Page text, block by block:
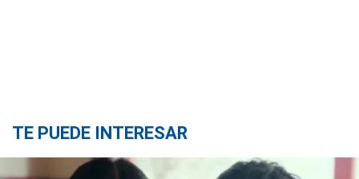
TE PUEDE INTERESAR